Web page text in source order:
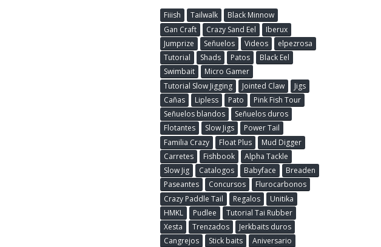
Fiiish Tailwalk
Black Minnow
Gan Craft
Crazy Sand Eel
Iberux
Jumprize
Señuelos Videos
elpezrosa
Tutorial
Shads Patos
Black Eel
Swimbait
Micro Gamer
Tutorial Slow Jigging
Jointed Claw
Jigs
Cañas
Lipless Pato
Pink Fish Tour
Señuelos blandos
Señuelos duros
Flotantes
Slow Jigs
Power Tail
Familia Crazy
Float Plus
Mud Digger
Carretes
Fishbook
Alpha Tackle
Slow Jig
Catalogos Babyface
Breaden
Paseantes
Concursos
Flurocarbonos
Crazy Paddle Tail
Regalos
Unitika
HMKL
Pudlee
Tutorial Tai Rubber
Xesta
Trenzados
Jerkbaits duros
Cangrejos
Stick baits
Aniversario